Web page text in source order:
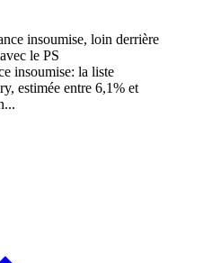
insoumise: la liste
estimée entre 6,1% et